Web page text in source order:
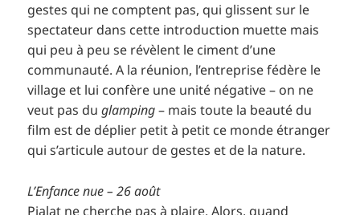
gestes qui ne comptent pas, qui glissent sur le
spectateur dans cette introduction muette mais
qui peu à peu se révèlent le ciment d’une
communauté. A la réunion, l’entreprise fédère le
village et lui confère une unité négative – on ne
veut pas duglamping– mais toute la beauté du
film est de déplier petit à petit ce monde étranger
qui s’articule autour de gestes et de la nature.
L’Enfance nue – 26 août
Pialat ne cherche pas à plaire. Alors, quand